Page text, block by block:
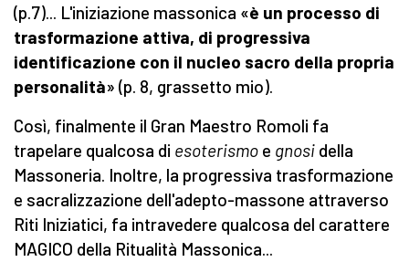
(p.7)... L'iniziazione massonica «è un processo di
trasformazione attiva, di progressiva
identificazione con il nucleo sacro della propria
personalità» (p. 8, grassetto mio).
Così, finalmente il Gran Maestro Romoli fa
trapelare qualcosa di esoterismo e gnosi della
Massoneria. Inoltre, la progressiva trasformazione
e sacralizzazione dell'adepto-massone attraverso
Riti Iniziatici, fa intravedere qualcosa del carattere
MAGICO della Ritualità Massonica...